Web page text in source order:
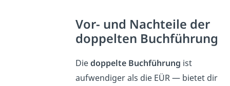
Vor- und Nachteile der
doppelten Buchführung
Diedoppelte Buchführung ist
aufwendiger als die EÜR — bietet dir